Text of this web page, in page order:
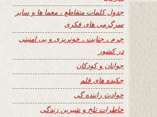
جدول کلمات متقاطع ، معما ها و سایر
سرگرمی های فکری
جرم ، جنایت ، خونریزی و بی امنیتی
در کشور
جوانان و کودکان
چکیده های قلم
حوادث راننده گی
خاطرات تلخ و شیرین زندگی